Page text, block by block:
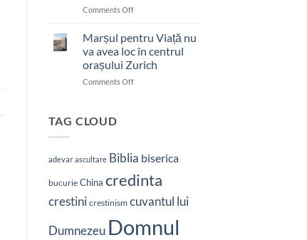
Comments Offon
bătut
cu
brutalitate
în
Nepal:
L
pe
Marșul pentru Viață nu
va avea loc în centrul
orașului Zurich
Comments Offon
avea
loc
în
orașului
TAG CLOUD
adevar ascultare Biblia biserica
bucurie China credinta
crestini crestinism cuvantul lui
Dumnezeu Domnul